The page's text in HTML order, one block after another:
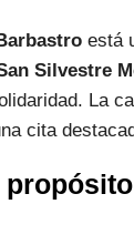
está
Silvestre
La
cita